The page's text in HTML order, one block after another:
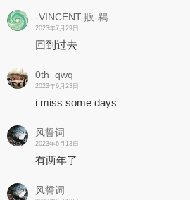
-VINCENT-販-鷎
2023年7月29日
回到过去
0th_qwq
2023年6月23日
i miss some days
风誓词
2023年6月13日
有两年了
风誓词